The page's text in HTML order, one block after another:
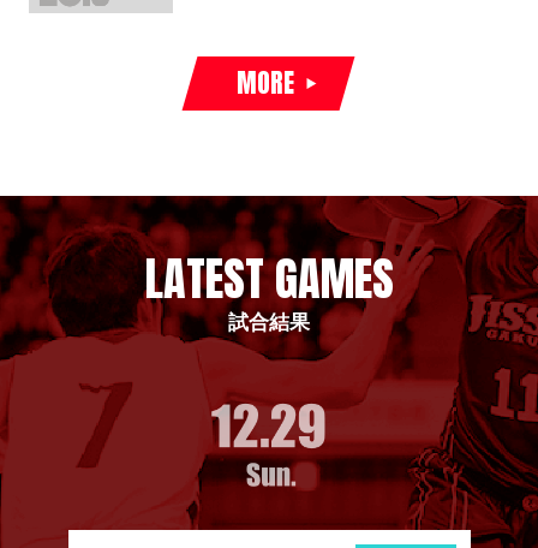
MORE
LATEST GAMES
試合結果